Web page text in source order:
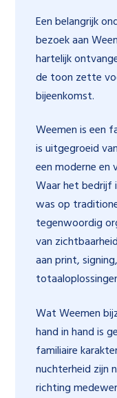
Een belangrijk
bezoek aan
hartelijk
de toon zette
bijeenkomst.
Weemen is een
is uitgegroeid
een moderne en
Waar het bedrijf
was op
tegenwoordig
van
aan print,
Wat Weemen
hand in hand is
familiaire
nuchterheid zijn
richting